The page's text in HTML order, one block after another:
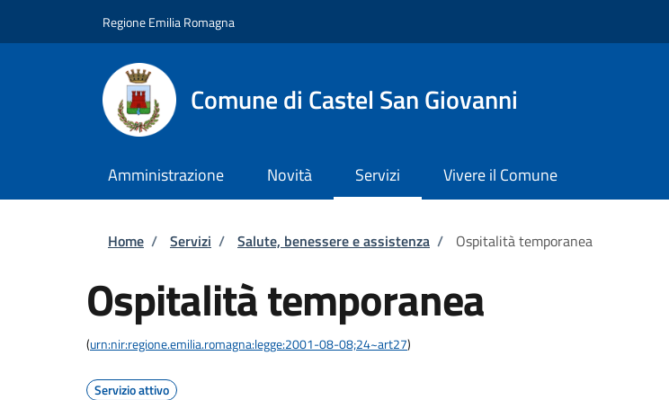
Regione Emilia Romagna
Comune di Castel San Giovanni
Amministrazione Novità Servizi Vivere il Comune
Briciole di pane
Home / Servizi / Salute, benessere e assistenza / Ospitalità temporanea
Ospitalità temporanea
(urn:nir:regione.emilia.romagna:legge:2001-08-08;24~art27)
Servizio attivo